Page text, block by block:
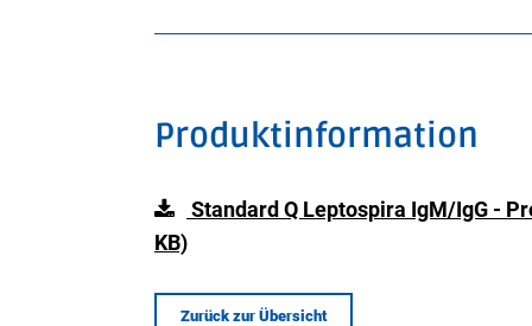
Produktinformation
Standard Q Leptospira IgM/IgG -
KB)
Zurück zur Übersicht